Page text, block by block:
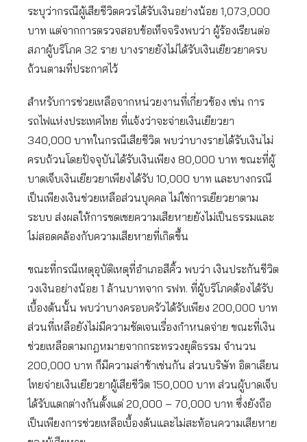
ระบุว่ากรณีผู้เสียชีวิตควรได้รับเงินอย่างน้อย 1,073,000
บาท แต่จากการตรวจสอบข้อเท็จจริงพบว่า ผู้ร้องเรียนต่อ
สภาผู้บริโภค 32 ราย บางรายยังไม่ได้รับเงินเยียวยาครบ
ถ้วนตามที่ประกาศไว้
สำหรับการช่วยเหลือจากหน่วยงานที่เกี่ยวข้อง เช่น การ
รถไฟแห่งประเทศไทย ที่แจ้งว่าจะจ่ายเงินเยียวยา
340,000 บาทในกรณีเสียชีวิต พบว่าบางรายได้รับเงินไม่
ครบถ้วนโดยปัจจุบันได้รับเงินเพียง 80,000 บาท ขณะที่ผู้
บาดเจ็บเงินเยียวยาเพียงได้รับ 10,000 บาท และบางกรณี
เป็นเพียงเงินช่วยเหลือส่วนบุคคล ไม่ใช่การเยียวยาตาม
ระบบ ส่งผลให้การชดเชยความเสียหายยังไม่เป็นธรรมและ
ไม่สอดคล้องกับความเสียหายที่เกิดขึ้น
ขณะที่กรณีเหตุอุบัติเหตุที่อำเภอสีคิ้ว พบว่า เงินประกันชีวิต
วงเงินอย่างน้อย 1 ล้านบาทจาก รฟท. ที่ผู้บริโภคต้องได้รับ
เบื้องต้นนั้น พบว่าบางครอบครัวได้รับเพียง 200,000 บาท
ส่วนที่เหลือยังไม่มีความชัดเจนเรื่องกำหนดจ่าย ขณะที่เงิน
ช่วยเหลือตามกฎหมายจากกระทรวงยุติธรรม จำนวน
200,000 บาท ก็มีความล่าช้าเช่นกัน ส่วนบริษัท อิตาเลียน
ไทยจ่ายเงินเยียวยาผู้เสียชีวิต 150,000 บาท ส่วนผู้บาดเจ็บ
ได้รับแตกต่างกันตั้งแต่ 20,000 – 70,000 บาท ซึ่งยังถือ
เป็นเพียงการช่วยเหลือเบื้องต้นและไม่สะท้อนความเสียหาย